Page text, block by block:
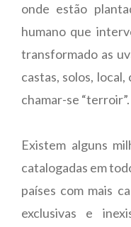
onde estão
humano que
transformado as
castas, solos,
chamar-se “terroir”.
Existem alguns
catalogadas em
países com mais
exclusivas e